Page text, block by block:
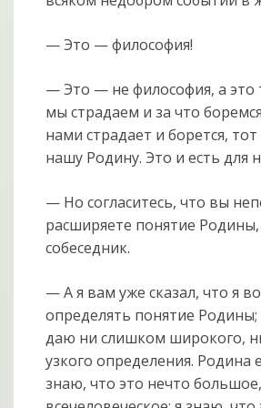
— Это — философия!
— Это — не философия, а это
мы страдаем и за что
нами страдает и борется, тот
нашу Родину. Это и есть для
— Но согласитесь, что вы
расширяете понятие
собеседник.
— А я вам уже сказал, что я
определять понятие
даю ни слишком широкого,
узкого определения. Родина
знаю, что это нечто